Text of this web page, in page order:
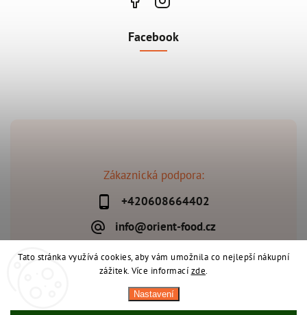
Tato stránka využívá cookies, aby vám umožnila co nejlepší nákupní
zážitek. Více informací zde.
Nastavení
Zákaznická podpora:
+420608664402
info@orient-food.cz
Facebook
Orient-Food.cz. Všechna práva vyhrazena.
Upravit nastavení cookies